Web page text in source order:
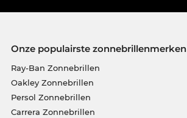
Onze populairste zonnebrillenmerken
Ray-Ban Zonnebrillen
Oakley Zonnebrillen
Persol Zonnebrillen
Carrera Zonnebrillen